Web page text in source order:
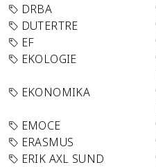
DRBA
DUTERTRE
EF
EKOLOGIE
EKONOMIKA
EMOCE
ERASMUS
ERIK AXL SUND